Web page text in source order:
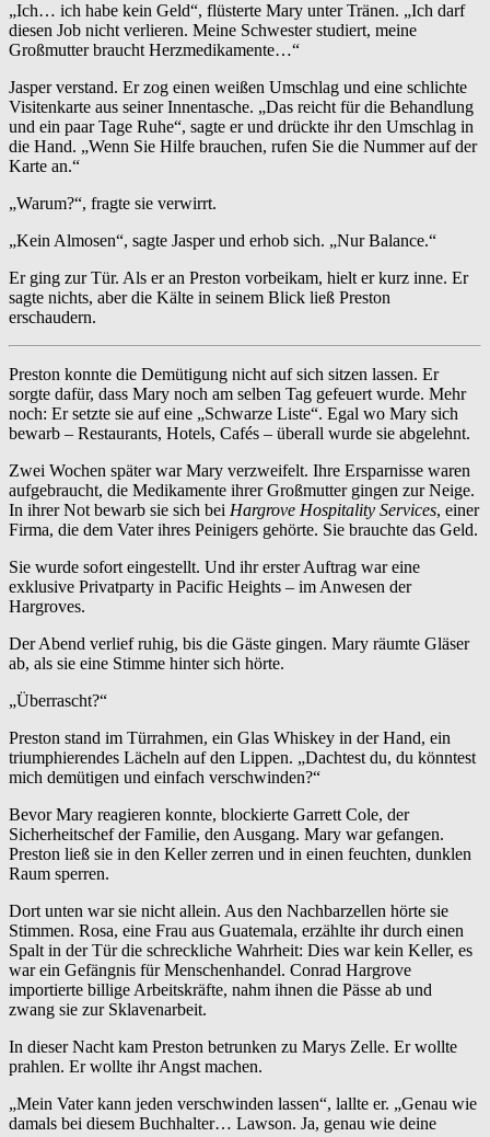
„Ich… ich habe kein Geld“, flüsterte Mary unter Tränen. „Ich darf
diesen Job nicht verlieren. Meine Schwester studiert, meine
Großmutter braucht Herzmedikamente…“
Jasper verstand. Er zog einen weißen Umschlag und eine schlichte
Visitenkarte aus seiner Innentasche. „Das reicht für die Behandlung
und ein paar Tage Ruhe“, sagte er und drückte ihr den Umschlag in
die Hand. „Wenn Sie Hilfe brauchen, rufen Sie die Nummer auf der
Karte an.“
„Warum?“, fragte sie verwirrt.
„Kein Almosen“, sagte Jasper und erhob sich. „Nur Balance.“
Er ging zur Tür. Als er an Preston vorbeikam, hielt er kurz inne. Er
sagte nichts, aber die Kälte in seinem Blick ließ Preston
erschaudern.
Preston konnte die Demütigung nicht auf sich sitzen lassen. Er
sorgte dafür, dass Mary noch am selben Tag gefeuert wurde. Mehr
noch: Er setzte sie auf eine „Schwarze Liste“. Egal wo Mary sich
bewarb – Restaurants, Hotels, Cafés – überall wurde sie abgelehnt.
Zwei Wochen später war Mary verzweifelt. Ihre Ersparnisse waren
aufgebraucht, die Medikamente ihrer Großmutter gingen zur Neige.
In ihrer Not bewarb sie sich bei Hargrove Hospitality Services, einer
Firma, die dem Vater ihres Peinigers gehörte. Sie brauchte das Geld.
Sie wurde sofort eingestellt. Und ihr erster Auftrag war eine
exklusive Privatparty in Pacific Heights – im Anwesen der
Hargroves.
Der Abend verlief ruhig, bis die Gäste gingen. Mary räumte Gläser
ab, als sie eine Stimme hinter sich hörte.
„Überrascht?“
Preston stand im Türrahmen, ein Glas Whiskey in der Hand, ein
triumphierendes Lächeln auf den Lippen. „Dachtest du, du könntest
mich demütigen und einfach verschwinden?“
Bevor Mary reagieren konnte, blockierte Garrett Cole, der
Sicherheitschef der Familie, den Ausgang. Mary war gefangen.
Preston ließ sie in den Keller zerren und in einen feuchten, dunklen
Raum sperren.
Dort unten war sie nicht allein. Aus den Nachbarzellen hörte sie
Stimmen. Rosa, eine Frau aus Guatemala, erzählte ihr durch einen
Spalt in der Tür die schreckliche Wahrheit: Dies war kein Keller, es
war ein Gefängnis für Menschenhandel. Conrad Hargrove
importierte billige Arbeitskräfte, nahm ihnen die Pässe ab und
zwang sie zur Sklavenarbeit.
In dieser Nacht kam Preston betrunken zu Marys Zelle. Er wollte
prahlen. Er wollte ihr Angst machen.
„Mein Vater kann jeden verschwinden lassen“, lallte er. „Genau wie
damals bei diesem Buchhalter… Lawson. Ja, genau wie deine